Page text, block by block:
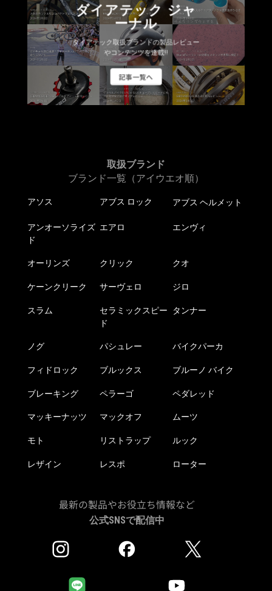
ダイアテック ジャ
ーナル
ダイアテック取扱ブランドの製品レビュー
やコンテンツを連載!!
記事一覧へ
取扱ブランド
ブランド一覧（アイウエオ順）
アソス アブス ロック アブス ヘルメット
アンオーソライズ
ド
エアロ エンヴィ
オーリンズ クリック クオ
ケーンクリーク サーヴェロ ジロ
スラム
セラミックスピー
ド
タンナー
ノグ パシュレー バイクパーカ
フィドロック ブルックス ブルーノ バイク
ブレーキング ペラーゴ ペダレッド
マッキーナッツ マックオフ ムーツ
モト リストラップ ルック
レザイン レスポ ローター
最新の製品やお役立ち情報など
公式SNSで配信中